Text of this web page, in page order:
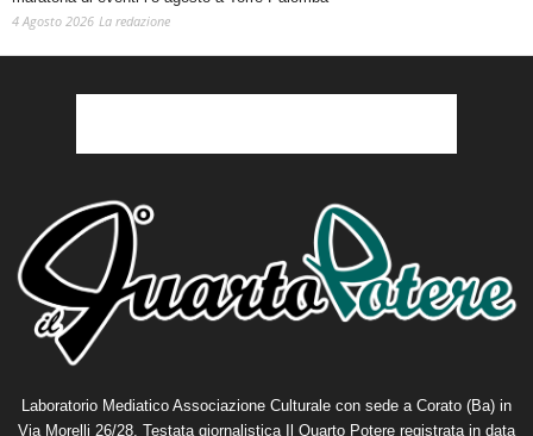
4 Agosto 2026 La redazione
Laboratorio Mediatico Associazione Culturale con sede a Corato (Ba) in
Via Morelli 26/28. Testata giornalistica Il Quarto Potere registrata in data